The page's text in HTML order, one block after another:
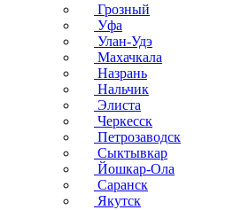
Грозный
Уфа
Улан-Удэ
Махачкала
Назрань
Нальчик
Элиста
Черкесск
Петрозаводск
Сыктывкар
Йошкар-Ола
Саранск
Якутск